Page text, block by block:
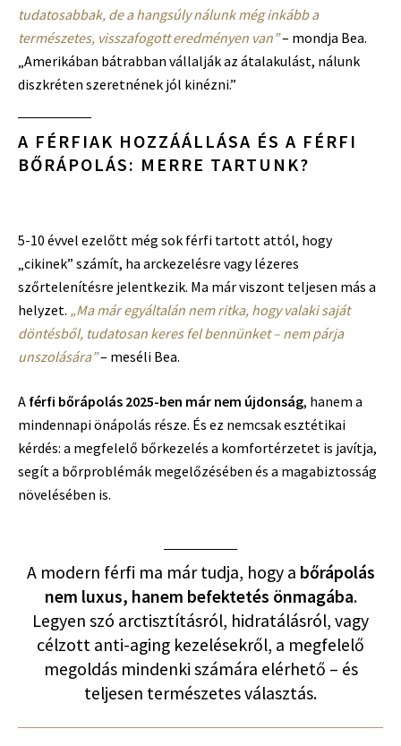
tudatosabbak, de a hangsúly nálunk még inkább a
természetes, visszafogott eredményen van”– mondja Bea.
„Amerikában bátrabban vállalják az átalakulást, nálunk
diszkréten szeretnének jól kinézni.”
A FÉRFIAK HOZZÁÁLLÁSA ÉS A FÉRFI
BŐRÁPOLÁS: MERRE TARTUNK?
5-10 évvel ezelőtt még sok férfi tartott attól, hogy
„cikinek” számít, ha arckezelésre vagy lézeres
szőrtelenítésre jelentkezik. Ma már viszont teljesen más a
helyzet. „Ma már egyáltalán nem ritka, hogy valaki saját
döntésből, tudatosan keres fel bennünket – nem párja
unszolására”– meséli Bea.
A férfi bőrápolás 2025-ben már nem újdonság, hanem a
mindennapi önápolás része. És ez nemcsak esztétikai
kérdés: a megfelelő bőrkezelés a komfortérzetet is javítja,
segít a bőrproblémák megelőzésében és a magabiztosság
növelésében is.
A modern férfi ma már tudja, hogy a bőrápolás
nem luxus, hanem befektetés önmagába.
Legyen szó arctisztításról, hidratálásról, vagy
célzott anti-aging kezelésekről, a megfelelő
megoldás mindenki számára elérhető – és
teljesen természetes választás.